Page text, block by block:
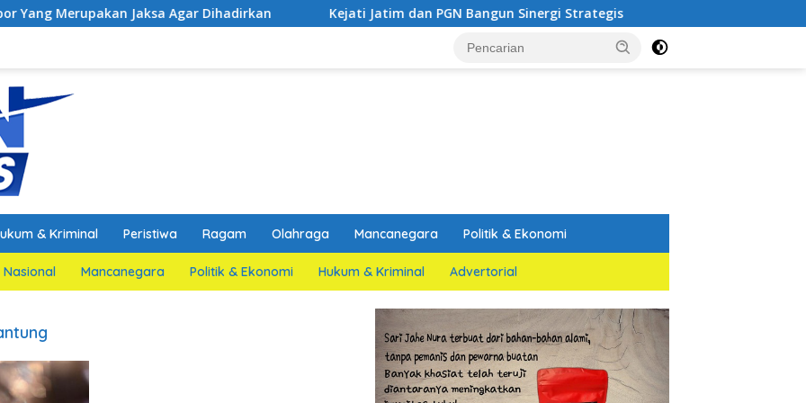
Jaksa Agar Dihadirkan Kejati Jatim dan PGN Bangun Sinergi Strategis Dua Saksi Kunci Ungkap Fakta
& Kriminal Peristiwa Ragam Olahraga Mancanegara Politik & Ekonomi
Nasional Mancanegara Politik & Ekonomi Hukum & Kriminal Advertorial